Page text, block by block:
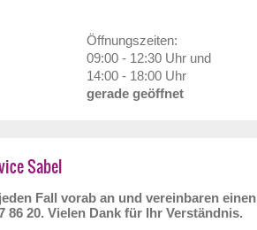
Öffnungszeiten:
09:00 - 12:30 Uhr und
14:00 - 18:00 Uhr
gerade geöffnet
Sabel
Fall vorab an und vereinbaren einen
86 20. Vielen Dank für Ihr Verständnis.